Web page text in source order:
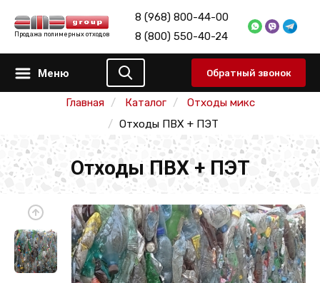
Продажа полимерных отходов
8 (968) 800-44-00
8 (800) 550-40-24
Меню Обратный звонок
Главная Каталог
Отходы микс
Отходы ПВХ + ПЭТ
Отходы ПВХ + ПЭТ